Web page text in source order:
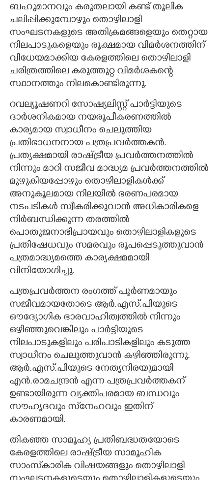
ബഹുമാനവും കരുതലായി കണ്ട് തൂലിക
ചലിപ്പിക്കുമ്പോഴും തൊഴിലാളി
സംഘടനകളുടെ അതിക്രമങ്ങളെയും തെറ്റായ
നിലപാടുകളെയും രൂക്ഷമായ വിമർശനത്തിന്
വിധേയമാക്കിയ കേരളത്തിലെ തൊഴിലാളി
ചരിത്രത്തിലെ കരുത്തുറ്റ വിമർശകന്റെ
സ്ഥാനത്തും നിലകൊണ്ടിരുന്നു.
റവല്യൂഷണറി സോഷ്യലിസ്റ്റ് പാർട്ടിയുടെ
ദാർശനികമായ നയരൂപീകരണത്തിൽ
കാര്യമായ സ്വാധീനം ചെലുത്തിയ
പ്രതിഭാധനനായ പത്രപ്രവർത്തകൻ.
പ്രത്യക്ഷമായി രാഷ്ട്രീയ പ്രവർത്തനത്തിൽ
നിന്നും മാറി സജീവ മാദ്ധ്യമ പ്രവർത്തനത്തിൽ
മുഴുകിയപ്പോഴും തൊഴിലാളികൾക്ക്
അനുകൂലമായ നിലയിൽ ഭരണപരമായ
നടപടികൾ സ്വീകരിക്കുവാൻ അധികാരികളെ
നിർബന്ധിക്കുന്ന തരത്തിൽ
പൊതുജനാഭിപ്രായവും തൊഴിലാളികളുടെ
പ്രതിഷേധവും സമരവും രൂപപ്പെടുത്തുവാൻ
പത്രമാദ്ധ്യമത്തെ കാര്യക്ഷമമായി
വിനിയോഗിച്ചു.
പത്രപ്രവർത്തന രംഗത്ത് പൂർണമായും
സജീവമായതോടെ ആർ.എസ്‌.പിയുടെ
ഔദ്യോഗിക ഭാരവാഹിത്വത്തിൽ നിന്നും
ഒഴിഞ്ഞുവെങ്കിലും പാർട്ടിയുടെ
നിലപാടുകളിലും പരിപാടികളിലും കടുത്ത
സ്വാധീനം ചെലുത്തുവാൻ കഴിഞ്ഞിരുന്നു.
ആർ.എസ്‌.പിയുടെ നേതൃനിരയുമായി
എൻ.രാമചന്ദ്രൻ എന്ന പത്രപ്രവർത്തകന്
ഉണ്ടായിരുന്ന വ്യക്തിപരമായ ബന്ധവും
സൗഹൃദവും സ്‌നേഹവും ഇതിന്
കാരണമായി.
തികഞ്ഞ സാമൂഹ്യ പ്രതിബദ്ധതയോടെ
കേരളത്തിലെ രാഷ്ട്രീയ സാമൂഹിക
സാംസ്‌കാരിക വിഷയങ്ങളും തൊഴിലാളി